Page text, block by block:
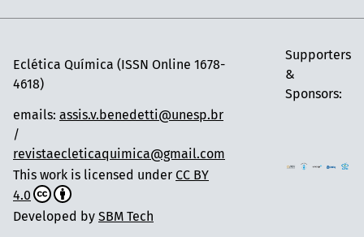
Eclética Química (ISSN Online 1678-
4618)
Supporters
&
Sponsors:
emails: assis.v.benedetti@unesp.br
/
revistaecleticaquimica@gmail.com
This work is licensed under CC BY
4.0
Developed by SBM Tech